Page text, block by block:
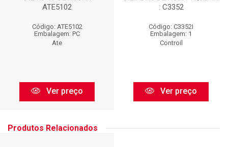
ATE5102
Código: ATE5102
Embalagem: PC
Ate
Ver preço
: C3352
Código: C3352I
Embalagem: 1
Controil
Ver preço
Produtos Relacionados